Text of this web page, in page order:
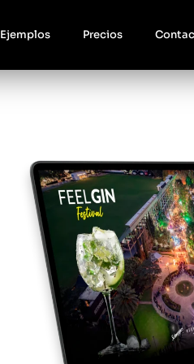
Ejemplos Precios